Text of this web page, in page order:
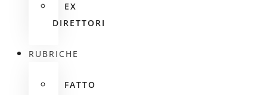
EX
DIRETTORI
RUBRICHE
FATTO